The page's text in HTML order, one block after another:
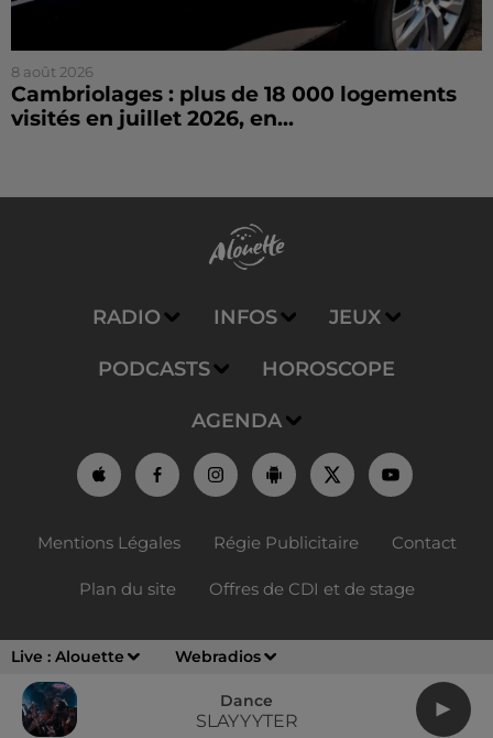
Live : Alouette Webradios
Dance
SLAYYYTER
8 août 2026
Cambriolages : plus de 18 000 logements
visités en juillet 2026, en...
RADIO INFOS JEUX
PODCASTS HOROSCOPE
AGENDA
Mentions Légales Régie Publicitaire Contact
Plan du site Offres de CDI et de stage